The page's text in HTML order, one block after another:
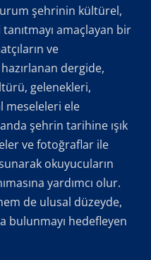
şehrinin kültürel,
amaçlayan bir
ve
dergide,
gelenekleri,
meseleleri ele
şehrin tarihine ışık
ve fotoğraflar ile
okuyucuların
yardımcı olur.
de ulusal düzeyde,
bulunmayı hedefleyen